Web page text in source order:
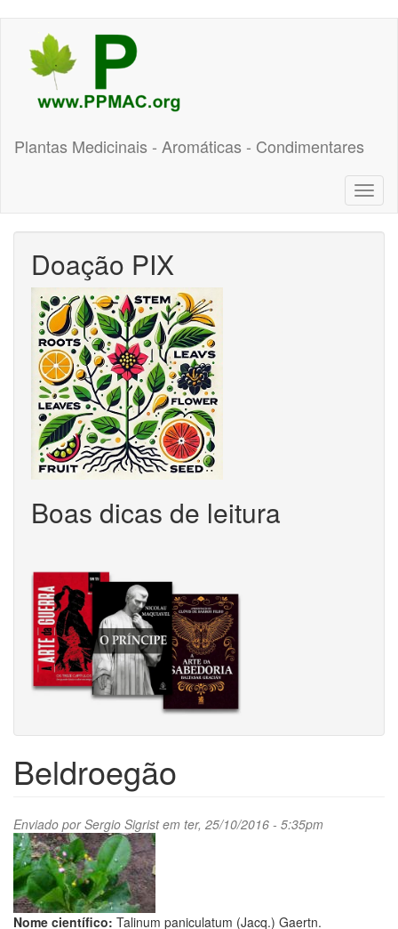
conteúdo
principal
Plantas Medicinais - Aromáticas - Condimentares
Doação PIX
Boas dicas de leitura
Beldroegão
Enviado porSergio Sigristem ter, 25/10/2016 - 5:35pm
Nome científico: Talinum paniculatum (Jacq.) Gaertn.